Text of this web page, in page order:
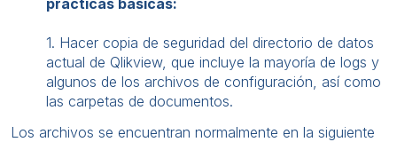
1. Hacer copia de seguridad del directorio de datos
actual de Qlikview, que incluye la mayoría de logs y
algunos de los archivos de configuración, así como
las carpetas de documentos.
Los archivos se encuentran normalmente en la siguiente